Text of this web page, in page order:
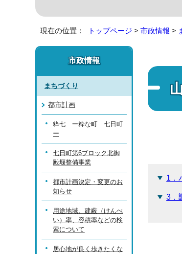
現在の位置： トップページ > 市政情報 >
1．
3．
市政情報
まちづくり
都市計画
粋七 ー粋な町 七日町
ー
七日町第6ブロック北御
殿堰整備事業
都市計画決定・変更のお
知らせ
用途地域、建蔽（けんぺ
い）率、容積率などの検
索について
居心地が良く歩きたくな